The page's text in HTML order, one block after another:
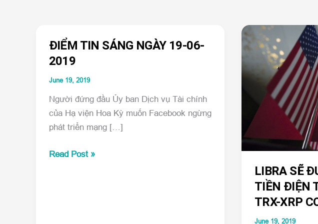
ĐIỂM TIN SÁNG NGÀY 19-06-
2019
June 19, 2019
Người đứng đầu Ủy ban Dịch vụ Tài chính
của Hạ viện Hoa Kỳ muốn Facebook ngừng
phát triển mạng […]
ĐIỂM
Read Post »
LIBRA SẼ
TIỀN ĐIỆN
TRX-XRP
June 19, 2019